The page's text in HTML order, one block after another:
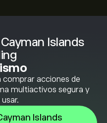
Islands
comprar acciones de
multiactivos segura y
Islands